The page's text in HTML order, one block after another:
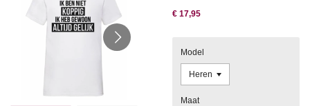
€ 17,95
Model
Maat